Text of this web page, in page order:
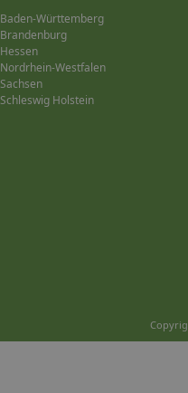
Baden-Württemberg
Brandenburg
Hessen
Nordrhein-Westfalen
Sachsen
Schleswig Holstein